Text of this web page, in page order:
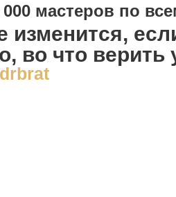
мастеров по
изменится,
во что верить